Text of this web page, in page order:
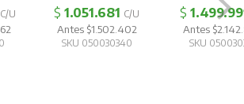
C/U $1.051.681 C/U
Antes $1.502.402
SKU 050030340
$
Antes
SKU